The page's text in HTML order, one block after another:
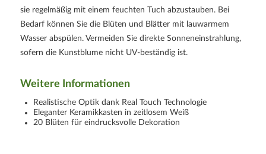
sie regelmäßig mit einem feuchten Tuch abzustauben. Bei
Bedarf können Sie die Blüten und Blätter mit lauwarmem
Wasser abspülen. Vermeiden Sie direkte Sonneneinstrahlung,
sofern die Kunstblume nicht UV-beständig ist.
Weitere Informationen
Realistische Optik dank Real Touch Technologie
Eleganter Keramikkasten in zeitlosem Weiß
20 Blüten für eindrucksvolle Dekoration